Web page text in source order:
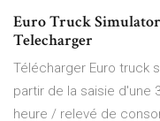
Euro Truck
Telecharger
Télécharger Euro truck
partir de la saisie d'une
heure / relevé de